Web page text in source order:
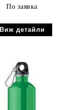
По заявка
Виж детайли